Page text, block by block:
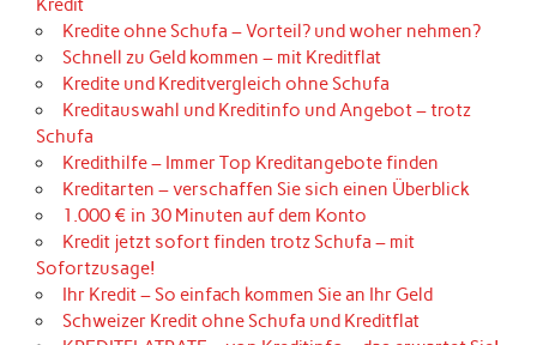
Kredit
Kredite ohne Schufa – Vorteil? und woher nehmen?
Schnell zu Geld kommen – mit Kreditflat
Kredite und Kreditvergleich ohne Schufa
Kreditauswahl und Kreditinfo und Angebot – trotz
Schufa
Kredithilfe – Immer Top Kreditangebote finden
Kreditarten – verschaffen Sie sich einen Überblick
1.000 € in 30 Minuten auf dem Konto
Kredit jetzt sofort finden trotz Schufa – mit
Sofortzusage!
Ihr Kredit – So einfach kommen Sie an Ihr Geld
Schweizer Kredit ohne Schufa und Kreditflat